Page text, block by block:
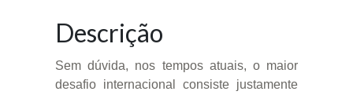
Descrição
Sem dúvida, nos tempos atuais, o maior
desafio internacional consiste justamente